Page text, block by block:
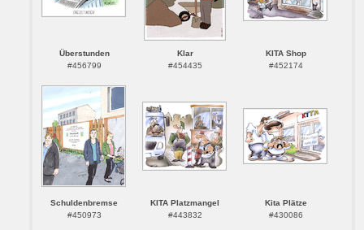
Überstunden
#456799
Klar
#454435
KITA Shop
#452174
Schuldenbremse
#450973
KITA Platzmangel
#443832
Kita Plätze
#430086